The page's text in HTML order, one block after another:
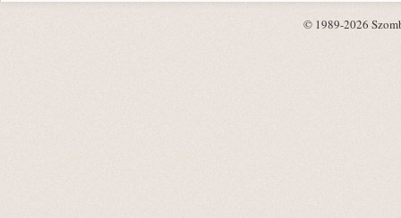
© 1989-2026